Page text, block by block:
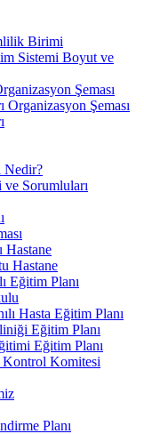
Birimi
Sistemi Boyut ve
Şeması
Şeması
Nedir?
Sorumluları
Hastane
Hastane
Eğitim Planı
Hasta Eğitim Planı
Eğitim Planı
Eğitim Planı
Komitesi
Planı